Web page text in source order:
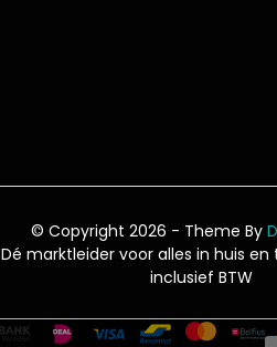
© Copyright 2026 - Theme By
Dé marktleider voor alles in huis en
inclusief BTW